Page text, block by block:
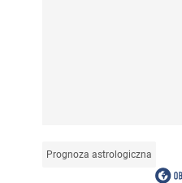
Prognoza astrologiczna